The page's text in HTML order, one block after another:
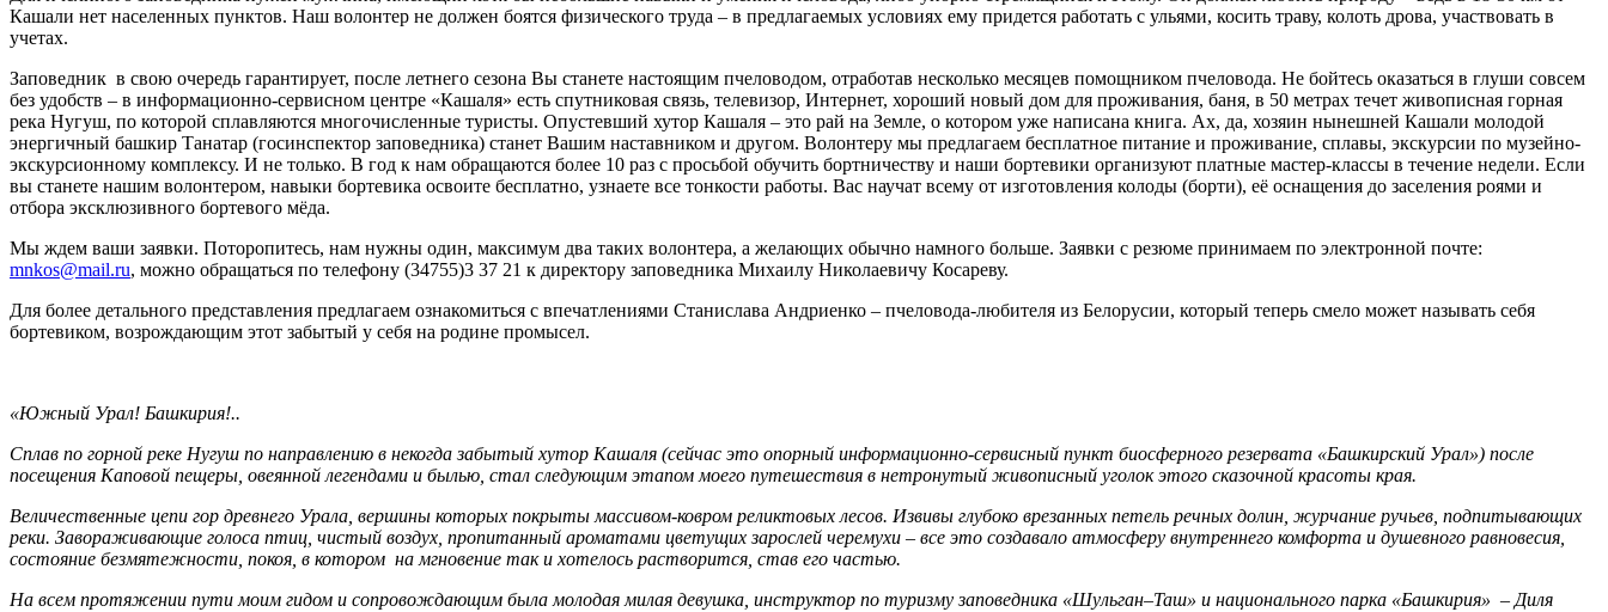
Кашали нет населенных пунктов. Наш волонтер не должен боятся физического труда – в предлагаемых условиях ему придется работать с ульями, косить траву, колоть дрова, участвовать в
учетах.
Заповедник в свою очередь гарантирует, после летнего сезона Вы станете настоящим пчеловодом, отработав несколько месяцев помощником пчеловода. Не бойтесь оказаться в глуши совсем
без удобств – в информационно-сервисном центре «Кашаля» есть спутниковая связь, телевизор, Интернет, хороший новый дом для проживания, баня, в 50 метрах течет живописная горная
река Нугуш, по которой сплавляются многочисленные туристы. Опустевший хутор Кашаля – это рай на Земле, о котором уже написана книга. Ах, да, хозяин нынешней Кашали молодой
энергичный башкир Танатар (госинспектор заповедника) станет Вашим наставником и другом. Волонтеру мы предлагаем бесплатное питание и проживание, сплавы, экскурсии по музейно-
экскурсионному комплексу. И не только. В год к нам обращаются более 10 раз с просьбой обучить бортничеству и наши бортевики организуют платные мастер-классы в течение недели. Если
вы станете нашим волонтером, навыки бортевика освоите бесплатно, узнаете все тонкости работы. Вас научат всему от изготовления колоды (борти), её оснащения до заселения роями и
отбора эксклюзивного бортевого мёда.
Мы ждем ваши заявки. Поторопитесь, нам нужны один, максимум два таких волонтера, а желающих обычно намного больше. Заявки с резюме принимаем по электронной почте:
mnkos@mail.ru, можно обращаться по телефону (34755)3 37 21 к директору заповедника Михаилу Николаевичу Косареву.
Для более детального представления предлагаем ознакомиться с впечатлениями Станислава Андриенко – пчеловода-любителя из Белорусии, который теперь смело может называть себя
бортевиком, возрождающим этот забытый у себя на родине промысел.
«Южный Урал! Башкирия!..
Сплав по горной реке Нугуш по направлению в некогда забытый хутор Кашаля (сейчас это опорный информационно-сервисный пункт биосферного резервата «Башкирский Урал») после
посещения Каповой пещеры, овеянной легендами и былью, стал следующим этапом моего путешествия в нетронутый живописный уголок этого сказочной красоты края.
Величественные цепи гор древнего Урала, вершины которых покрыты массивом-ковром реликтовых лесов. Извивы глубоко врезанных петель речных долин, журчание ручьев, подпитывающих
реки. Завораживающие голоса птиц, чистый воздух, пропитанный ароматами цветущих зарослей черемухи – все это создавало атмосферу внутреннего комфорта и душевного равновесия,
состояние безмятежности, покоя, в котором на мгновение так и хотелось растворится, став его частью.
На всем протяжении пути моим гидом и сопровождающим была молодая милая девушка, инструктор по туризму заповедника «Шульган–Таш» и национального парка «Башкирия» – Диля